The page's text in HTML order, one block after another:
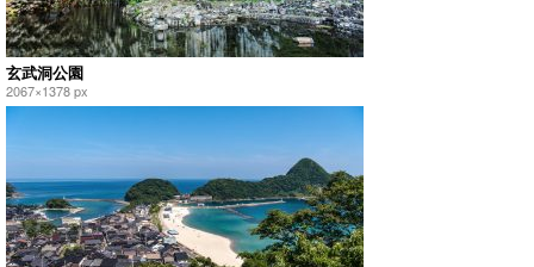
玄武洞公園
2067×1378 px